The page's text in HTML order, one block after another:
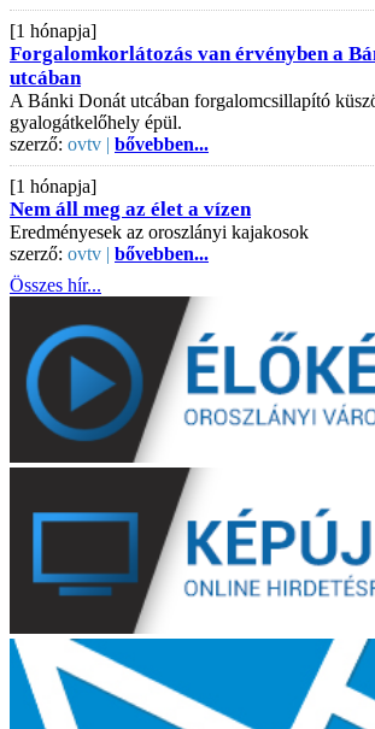
[1 hónapja]
Forgalomkorlátozás van érvényben a
utcában
A Bánki Donát utcában forgalomcsillapító
gyalogátkelőhely épül.
szerző: ovtv | bővebben...
[1 hónapja]
Nem áll meg az élet a vízen
Eredményesek az oroszlányi kajakosok
szerző: ovtv | bővebben...
Összes hír...